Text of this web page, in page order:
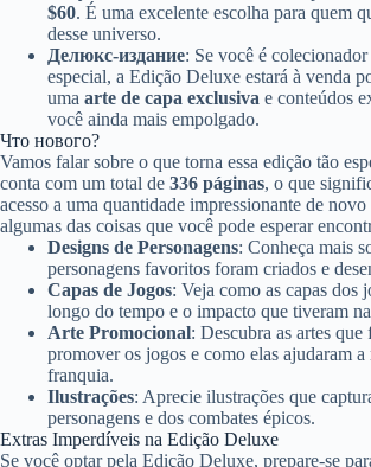
$60. É uma excelente escolha para quem
desse universo.
Делюкс-издание: Se você é
especial, a Edição Deluxe estará à venda
uma arte de capa exclusiva e conteúdos
você ainda mais empolgado.
Что нового?
Vamos falar sobre o que torna essa edição tão
conta com um total de 336 páginas, o que
acesso a uma quantidade impressionante de
algumas das coisas que você pode esperar
Designs de Personagens: Conheça mais
personagens favoritos foram criados e
Capas de Jogos: Veja como as capas dos
longo do tempo e o impacto que tiveram
Arte Promocional: Descubra as artes que
promover os jogos e como elas ajudaram
franquia.
Ilustrações: Aprecie ilustrações que
personagens e dos combates épicos.
Extras Imperdíveis na Edição Deluxe
Se você optar pela Edição Deluxe, prepare-se